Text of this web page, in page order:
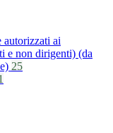
ai
e non dirigenti) (da
25